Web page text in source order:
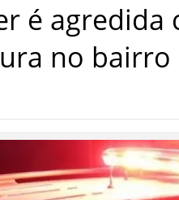
é agredida
no